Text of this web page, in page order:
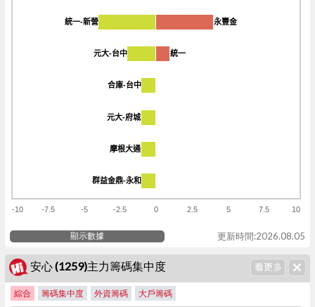
永豐金
永豐金
統一
統一
統一-新營
統一-新營
元大-台中
元大-台中
合庫-台中
合庫-台中
元大-府城
元大-府城
摩根大通
摩根大通
群益金鼎-永和
群益金鼎-永和
-5 -2.5 0 2.5 5 7.5 10
-10 -7.5
顯示數據 更新時間:2026.08.05
安心 (1259)主力籌碼集中度
綜合 籌碼集中度 外資籌碼 大戶籌碼